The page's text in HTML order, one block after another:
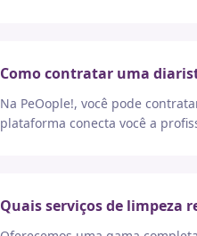
Como contratar uma
Na PeOople!, você pode
plataforma conecta você a
Quais serviços de limpeza